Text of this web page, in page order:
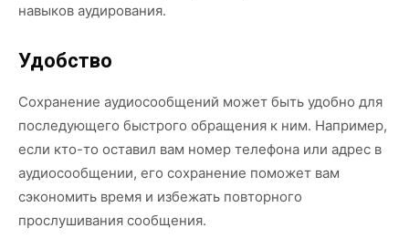
навыков аудирования.
Удобство
Сохранение аудиосообщений может быть удобно для
последующего быстрого обращения к ним. Например,
если кто-то оставил вам номер телефона или адрес в
аудиосообщении, его сохранение поможет вам
сэкономить время и избежать повторного
прослушивания сообщения.